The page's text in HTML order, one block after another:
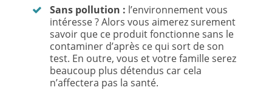
Sans pollution : l’environnement vous
intéresse ? Alors vous aimerez surement
savoir que ce produit fonctionne sans le
contaminer d’après ce qui sort de son
test. En outre, vous et votre famille serez
beaucoup plus détendus car cela
n’affectera pas la santé.